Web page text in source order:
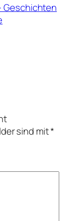
Geschichten
sind mit*